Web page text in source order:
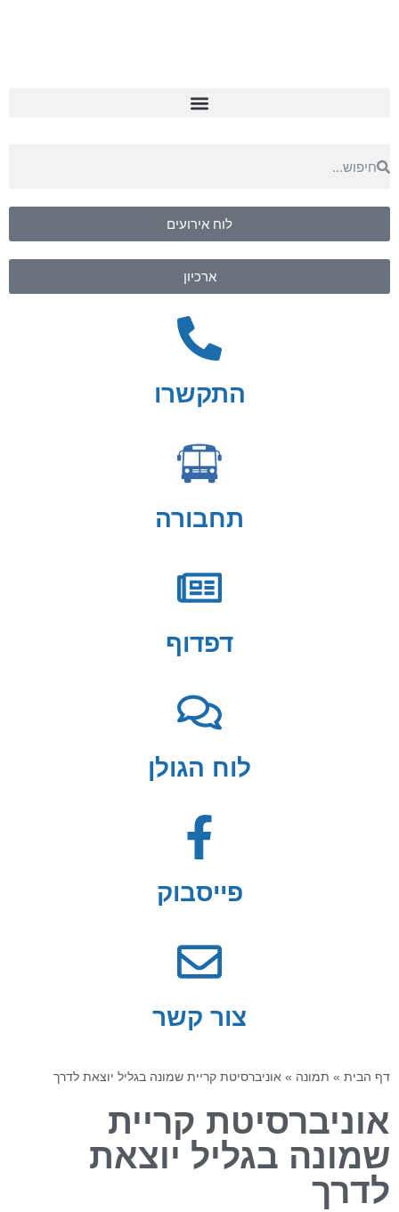
לוח אירועים
ארכיון
התקשרו
תחבורה
דפדוף
לוח הגולן
פייסבוק
צור קשר
דף הבית » תמונה » אוניברסיטת קריית שמונה בגליל יוצאת לדרך
אוניברסיטת קריית
שמונה בגליל יוצאת
לדרך